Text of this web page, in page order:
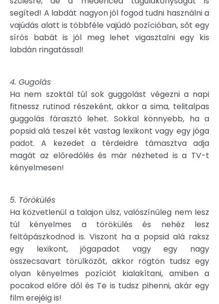
segíted! A labdát nagyon jól fogod tudni használni a
vajúdás alatt is többféle vajúdó pozícióban, sőt egy
sírós babát is jól meg lehet vigasztalni egy kis
labdán ringatással!
4. Gugolás
Ha nem szoktál túl sok guggolást végezni a napi
fitnessz rutinod részeként, akkor a sima, telitalpas
guggolás fárasztó lehet. Sokkal könnyebb, ha a
popsid alá teszel két vastag lexikont vagy egy jóga
padot. A kezedet a térdeidre támasztva adja
magát az előredőlés és már nézheted is a TV-t
kényelmesen!
5. Törökülés
Ha közvetlenül a talajon ülsz, valószínűleg nem lesz
túl kényelmes a törökülés és nehéz lesz
feltápászkodnod is. Viszont ha a popsid alá raksz
egy lexikont, jógapadot vagy egy nagy
összecsavart törülközőt, akkor rögtön tudsz egy
olyan kényelmes pozíciót kialakítani, amiben a
pocakod előre dől és Te is tudsz pihenni, akár egy
film erejéig is!